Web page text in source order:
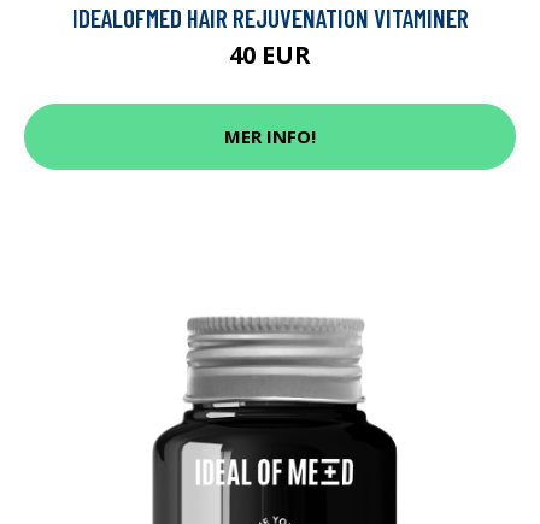
IDEALOFMED HAIR REJUVENATION VITAMINER
40 EUR
MER INFO!